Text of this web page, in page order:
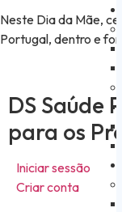
Neste Dia da Mãe,
Portugal, dentro e
DS Saúde
para os
Iniciar sessão
Criar conta